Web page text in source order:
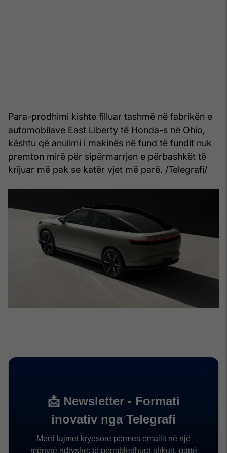
Para-prodhimi kishte filluar tashmë në fabrikën e
automobilave East Liberty të Honda-s në Ohio,
kështu që anulimi i makinës në fund të fundit nuk
premton mirë për sipërmarrjen e përbashkët të
krijuar më pak se katër vjet më parë. /Telegrafi/